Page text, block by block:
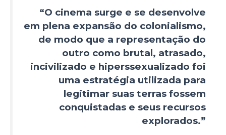
“O cinema surge e se desenvolve
em plena expansão do colonialismo,
de modo que a representação do
outro como brutal, atrasado,
incivilizado e hiperssexualizado foi
uma estratégia utilizada para
legitimar suas terras fossem
conquistadas e seus recursos
explorados.”